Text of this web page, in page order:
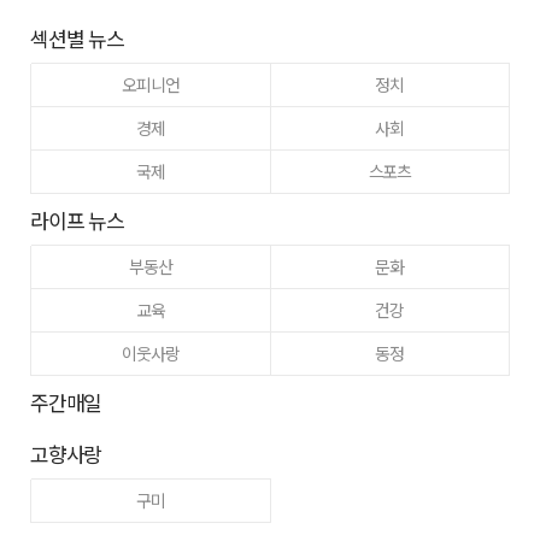
섹션별 뉴스
오피니언
정치
경제
사회
국제
스포츠
라이프 뉴스
부동산
문화
교육
건강
이웃사랑
동정
주간매일
고향사랑
구미